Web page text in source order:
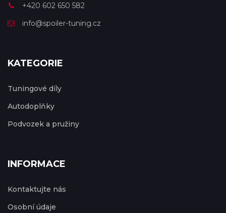
+420 602 650 582
info@spoiler-tuning.cz
KATEGORIE
Tuningové díly
Autodoplňky
Podvozek a pružiny
INFORMACE
Kontaktujte nás
Osobní údaje